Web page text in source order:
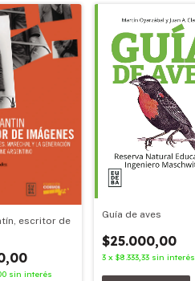
escritor de
sin interés
Guía de aves
$25.000,00
3 x $8.333,33 sin interés